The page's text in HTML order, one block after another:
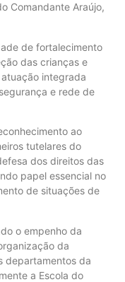
Comandante Araújo,
de fortalecimento
das crianças e
integrada
e rede de
ao
tutelares do
dos direitos das
papel essencial no
de situações de
o empenho da
da
departamentos da
a Escola do